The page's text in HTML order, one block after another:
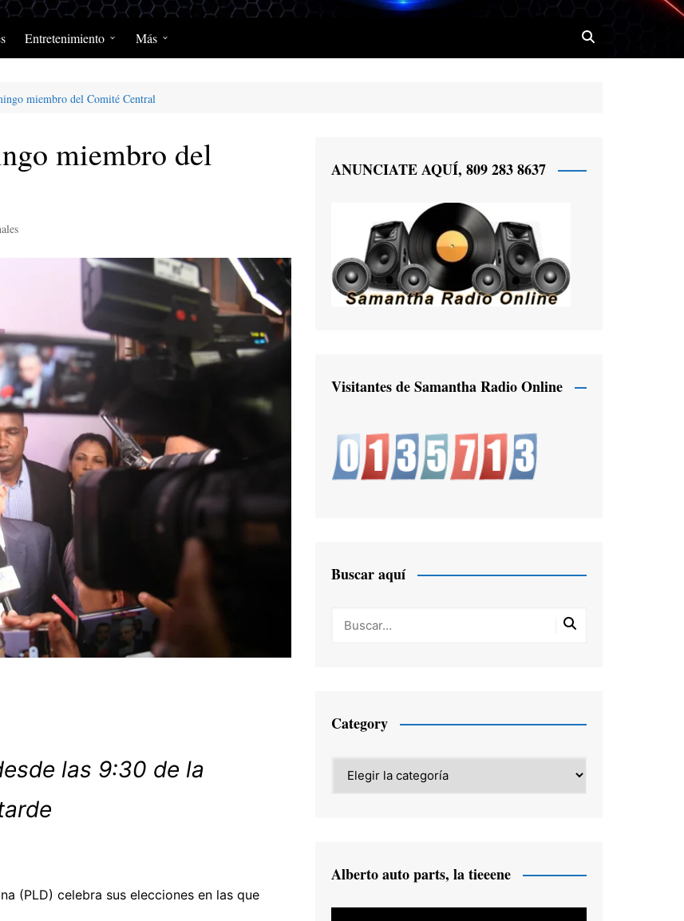
Entretenimiento
MerengClásicos
Más
miembro del Comité Central
miembro del
las 9:30 de la
(PLD) celebra sus elecciones en las que
ANUNCIATE AQUÍ, 809 283 8637
Visitantes de Samantha Radio Online
Buscar aquí
Category
Alberto auto parts, la tieeene